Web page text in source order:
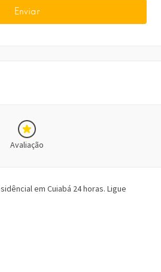
Avaliação
em Cuiabá 24 horas. Ligue